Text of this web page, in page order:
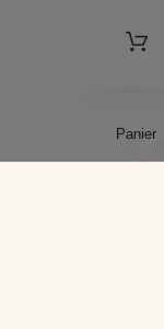
Panier